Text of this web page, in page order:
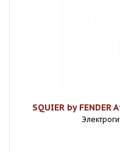
SQUIER by